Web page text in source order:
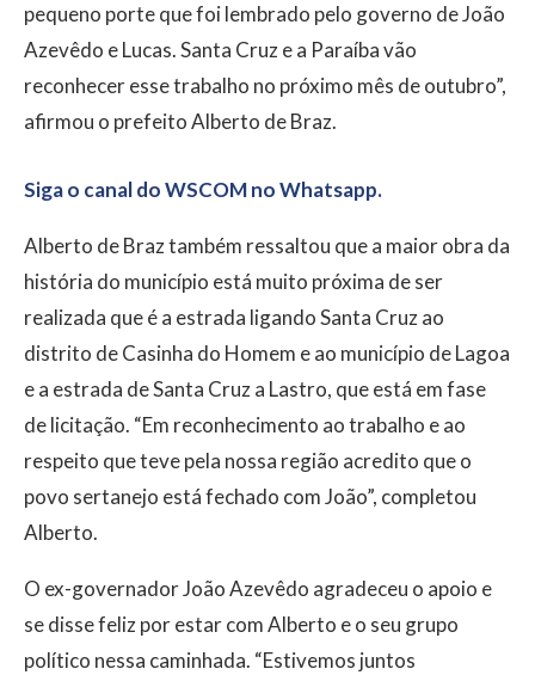
pequeno porte que foi lembrado pelo governo de João
Azevêdo e Lucas. Santa Cruz e a Paraíba vão
reconhecer esse trabalho no próximo mês de outubro”,
afirmou o prefeito Alberto de Braz.
Siga o canal do WSCOM no Whatsapp.
Alberto de Braz também ressaltou que a maior obra da
história do município está muito próxima de ser
realizada que é a estrada ligando Santa Cruz ao
distrito de Casinha do Homem e ao município de Lagoa
e a estrada de Santa Cruz a Lastro, que está em fase
de licitação. “Em reconhecimento ao trabalho e ao
respeito que teve pela nossa região acredito que o
povo sertanejo está fechado com João”, completou
Alberto.
O ex-governador João Azevêdo agradeceu o apoio e
se disse feliz por estar com Alberto e o seu grupo
político nessa caminhada. “Estivemos juntos